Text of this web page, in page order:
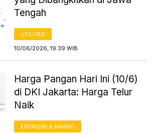
Tengah
UTILITAS
10/06/2026, 19:39 WIB
Harga Pangan Hari Ini (10/6)
di DKI Jakarta: Harga Telur
Naik
EKONOMI & MAKRO